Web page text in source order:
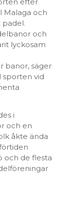
Malaga och
padel.
och
lyckosam
banor, säger
sporten vid
i
och en
åkte ända
och de flesta